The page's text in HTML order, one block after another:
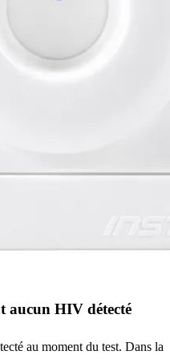
aucun HIV détecté
au moment du test. Dans la